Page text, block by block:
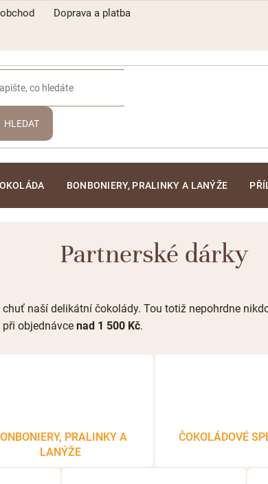
Doprava a platba
HLEDAT
BONBONIERY, PRALINKY A LANÝŽE
Partnerské dárky
naší delikátní čokolády. Tou totiž nepohrdne
při objednávce nad 1 500 Kč.
PRALINKY A
LANÝŽE
ČOKOLÁDOVÉ